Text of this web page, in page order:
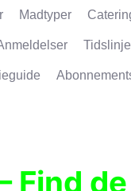
Madtyper
Tidslinje
Find de